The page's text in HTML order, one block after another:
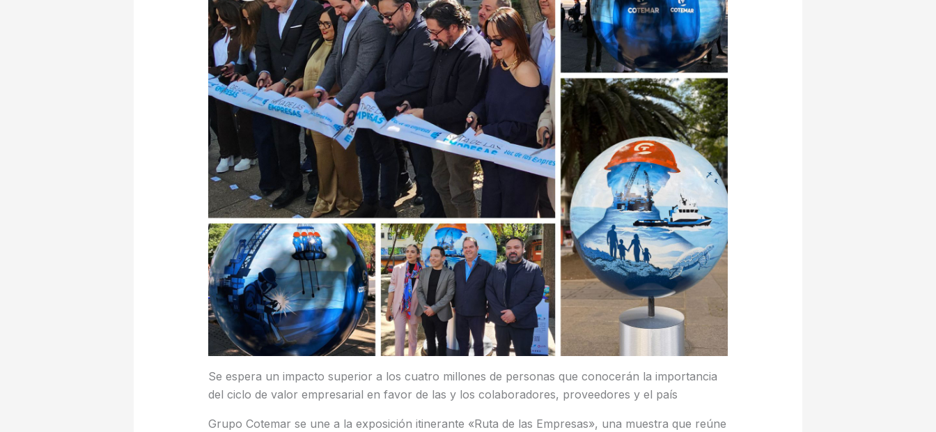
Se espera un impacto superior a los cuatro millones de personas que conocerán la importancia
del ciclo de valor empresarial en favor de las y los colaboradores, proveedores y el país
Grupo Cotemar se une a la exposición itinerante «Ruta de las Empresas», una muestra que reúne